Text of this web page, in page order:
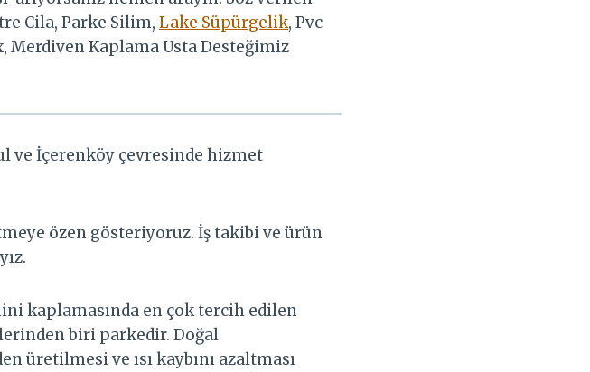
Cila, Parke Silim, Lake Süpürgelik, Pvc
Merdiven Kaplama Usta Desteğimiz
ve İçerenköy çevresinde hizmet
özen gösteriyoruz. İş takibi ve ürün
kaplamasında en çok tercih edilen
biri parkedir. Doğal
üretilmesi ve ısı kaybını azaltması